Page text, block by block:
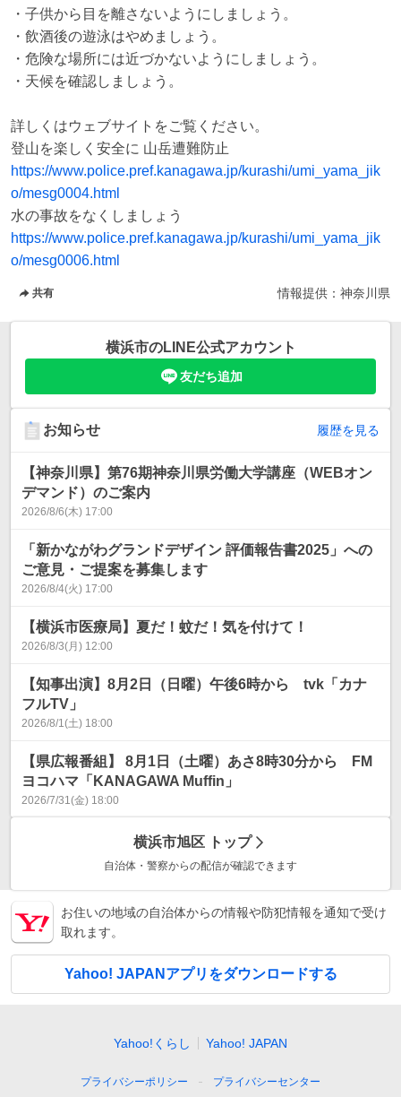
・子供から目を離さないようにしましょう。
・飲酒後の遊泳はやめましょう。
・危険な場所には近づかないようにしましょう。
・天候を確認しましょう。
詳しくはウェブサイトをご覧ください。
https://www.police.pref.kanagawa.jp/kurashi/umi_yama_jik
o/mesg0004.html
https://www.police.pref.kanagawa.jp/kurashi/umi_yama_jik
o/mesg0006.html
共有 情報提供： 神奈川県
横浜市のLINE公式アカウント
友だち追加
お知らせ 履歴を見る
【神奈川県】第76期神奈川県労働大学講座（WEBオン
デマンド）のご案内
2026/8/6(木) 17:00
「新かながわグランドデザイン 評価報告書2025」への
ご意見・ご提案を募集します
2026/8/4(火) 17:00
【横浜市医療局】夏だ！蚊だ！気を付けて！
2026/8/3(月) 12:00
【知事出演】8月2日（日曜）午後6時から tvk「カナ
フルTV」
2026/8/1(土) 18:00
【県広報番組】 8月1日（土曜）あさ8時30分から FM
ヨコハマ「KANAGAWA Muffin」
2026/7/31(金) 18:00
横浜市旭区 トップ
自治体・警察からの配信が確認できます
お住いの地域の自治体からの情報や防犯情報を通知で受け
取れます。
Yahoo! JAPANアプリをダウンロードする
Yahoo!くらし Yahoo! JAPAN
プライバシーポリシー プライバシーセンター